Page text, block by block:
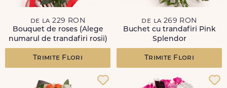
de la 229 RON
Bouquet de roses (Alege
numarul de trandafiri rosii)
Trimite Flori
de la 269 RON
Buchet cu trandafiri Pink
Splendor
Trimite Flori